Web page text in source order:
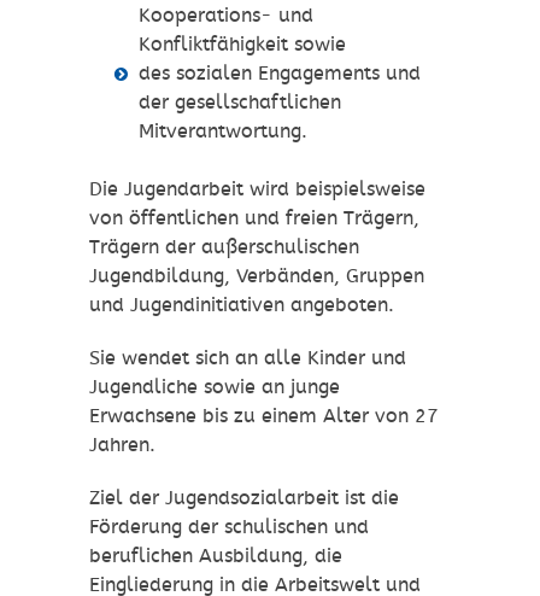
Kooperations- und
Konfliktfähigkeit sowie
des sozialen Engagements und
der gesellschaftlichen
Mitverantwortung.
Die Jugendarbeit wird beispielsweise
von öffentlichen und freien Trägern,
Trägern der außerschulischen
Jugendbildung, Verbänden, Gruppen
und Jugendinitiativen angeboten.
Sie wendet sich an alle Kinder und
Jugendliche sowie an junge
Erwachsene bis zu einem Alter von 27
Jahren.
Ziel der Jugendsozialarbeit ist die
Förderung der schulischen und
beruflichen Ausbildung, die
Eingliederung in die Arbeitswelt und